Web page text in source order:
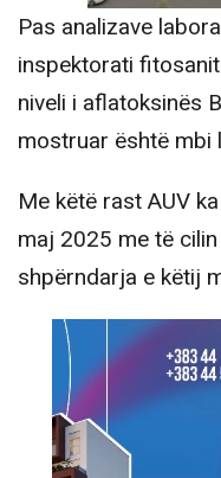
Pas analizave
inspektorati
niveli i aflatoksinës
mostruar është mbi
Me këtë rast AUV
maj 2025 me të
shpërndarja e këtij